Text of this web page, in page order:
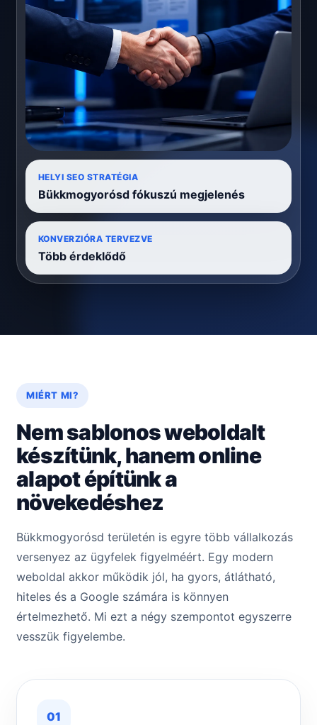
HELYI SEO STRATÉGIA
Bükkmogyorósd fókuszú megjelenés
KONVERZIÓRA TERVEZVE
Több érdeklődő
MIÉRT MI?
Nem sablonos weboldalt
készítünk, hanem online
alapot építünk a
növekedéshez
Bükkmogyorósd területén is egyre több vállalkozás
versenyez az ügyfelek figyelméért. Egy modern
weboldal akkor működik jól, ha gyors, átlátható,
hiteles és a Google számára is könnyen
értelmezhető. Mi ezt a négy szempontot egyszerre
vesszük figyelembe.
01